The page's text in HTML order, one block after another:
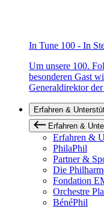
In Tune 100 - In
Um unsere 100.
besonderen Gast
Generaldirektor
Erfahren &
Erfahren &
Erfahren &
PhilaPhil
Partner &
Die
Fondation
Orchestre
BénéPhil